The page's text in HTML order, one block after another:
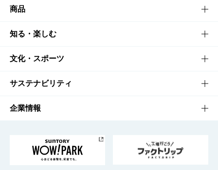
商品
商品TOP
商品一覧
商品発売情報
栄養成分一覧
知る・楽しむ
知る・楽しむTOP
キャンペーン
工場見学
地域情報
文化・スポーツ
文化・スポーツTOP
サントリーホール
サントリーサンバーズ大阪
サステナビリティ
サステナビリティTOP
サントリーが考えるサステナビリティ経営
企業情報
企業概要